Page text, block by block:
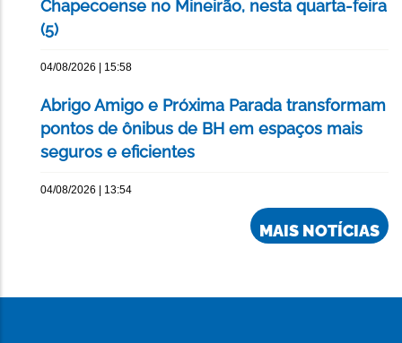
Chapecoense no Mineirão, nesta quarta-feira
(5)
04/08/2026 | 15:58
Abrigo Amigo e Próxima Parada transformam
pontos de ônibus de BH em espaços mais
seguros e eficientes
04/08/2026 | 13:54
MAIS NOTÍCIAS